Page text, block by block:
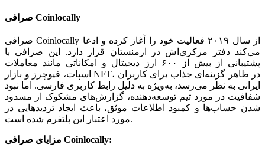
صرافی Coinlocally
صرافی Coinlocally از سال ۲۰۱۹ فعالیت خود را آغاز کرده و ادعا
می‌کند دفتر مرکزی‌اش در ارمنستان قرار دارد. این صرافی با
پشتیبانی از بیش از ۶۰۰ ارز دیجیتال و امکاناتی مانند معاملات
اسپات، فیوچرز و بازار NFT، در ظاهر گزینه‌ای جذاب برای کاربران
ایرانی به نظر می‌رسد، به‌ویژه به دلیل رابط کاربری فارسی. اما نبود
شفافیت در مورد تیم توسعه‌دهنده، گزارش‌های مشکوک از مسدود
شدن حساب‌ها و کمبود اطلاعات موثق، باعث ایجاد تردیدهایی در
مورد اعتبار این پلتفرم شده است.
مزایای صرافی Coinlocally: